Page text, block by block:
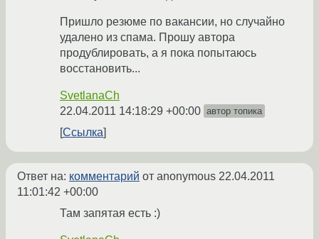
Пришло резюме по вакансии, но случайно
удалено из спама. Прошу автора
продублировать, а я пока попытаюсь
восстановить...
SvetlanaCh
22.04.2011 14:18:29 +00:00 автор топика
Ссылка
Ответ на: комментарий от anonymous 22.04.2011
11:01:42 +00:00
Там запятая есть :)